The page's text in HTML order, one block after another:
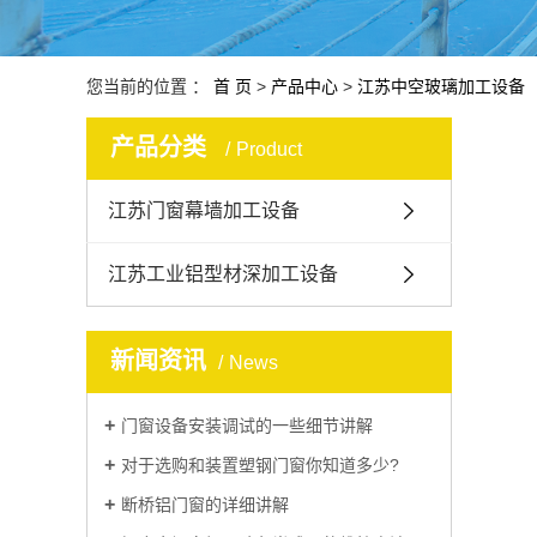
您当前的位置 ： 首 页 > 产品中心 > 江苏中空玻璃加工设备
产品分类 Product
江苏门窗幕墙加工设备
江苏工业铝型材深加工设备
新闻资讯 News
门窗设备安装调试的一些细节讲解
对于选购和装置塑钢门窗你知道多少?
断桥铝门窗的详细讲解